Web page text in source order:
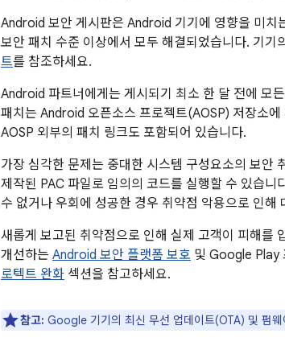
Android 보안 게시판은 Android 기기에 영향을 미
보안 패치 수준 이상에서 모두 해결되었습니다. 기기
트를 참조하세요.
Android 파트너에게는 게시되기 최소 한 달 전에 모
패치는 Android 오픈소스 프로젝트(AOSP) 저장소
AOSP 외부의 패치 링크도 포함되어 있습니다.
가장 심각한 문제는 중대한 시스템 구성요소의 보안
제작된 PAC 파일로 임의의 코드를 실행할 수 있습니
수 없거나 우회에 성공한 경우 취약점 악용으로 인해
새롭게 보고된 취약점으로 인해 실제 고객이 피해를
개선하는 Android 보안 플랫폼 보호 및 Google Play
로텍트 완화 섹션을 참고하세요.
참고: Google 기기의 최신 무선 업데이트(OTA) 및 펌